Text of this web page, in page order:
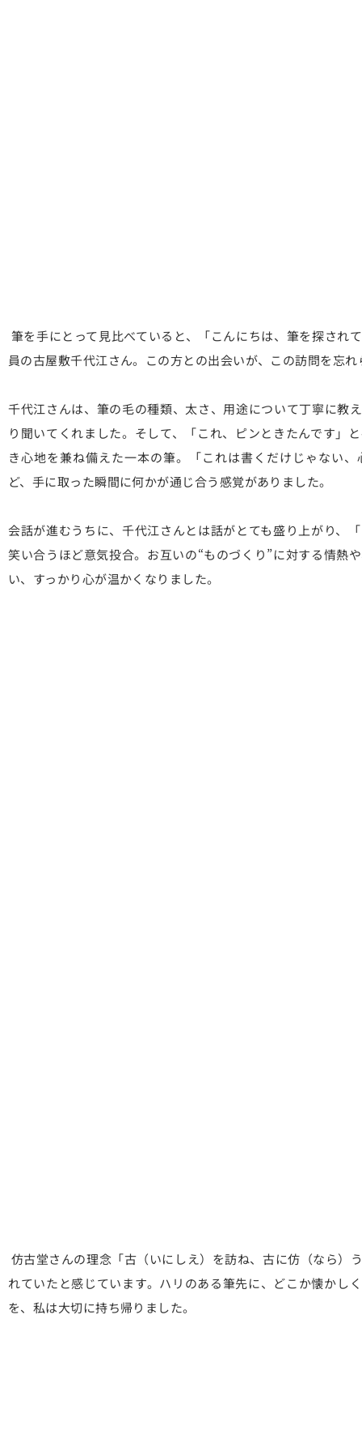
筆を手にとって見比べていると、「こんにちは、筆を探され
員の古屋敷千代江さん。この方との出会いが、この訪問を忘れ
千代江さんは、筆の毛の種類、太さ、用途について丁寧に教
り聞いてくれました。そして、「これ、ピンときたんです」
き心地を兼ね備えた一本の筆。「これは書くだけじゃない
ど、手に取った瞬間に何かが通じ合う感覚がありました。
会話が進むうちに、千代江さんとは話がとても盛り上がり、
笑い合うほど意気投合。お互いの“ものづくり”に対する情熱
い、すっかり心が温かくなりました。
仿古堂さんの理念「古（いにしえ）を訪ね、古に仿（なら）
れていたと感じています。ハリのある筆先に、どこか懐か
を、私は大切に持ち帰りました。